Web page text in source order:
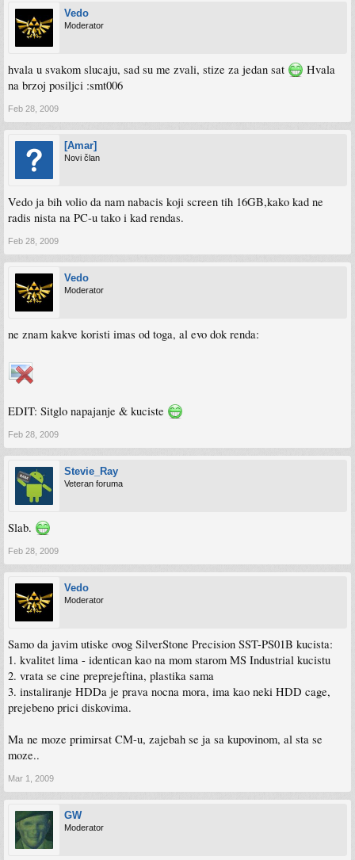
Vedo
Moderator
hvala u svakom slucaju, sad su me zvali, stize za jedan sat
Hvala
na brzoj posiljci :smt006
Feb 28, 2009
[Amar]
Novi član
Vedo ja bih volio da nam nabacis koji screen tih 16GB,kako kad ne
radis nista na PC-u tako i kad rendas.
Feb 28, 2009
Vedo
Moderator
ne znam kakve koristi imas od toga, al evo dok renda:
EDIT: Sitglo napajanje & kuciste
Feb 28, 2009
Stevie_Ray
Veteran foruma
Slab.
Feb 28, 2009
Vedo
Moderator
Samo da javim utiske ovog SilverStone Precision SST-PS01B kucista:
1. kvalitet lima - identican kao na mom starom MS Industrial kucistu
2. vrata se cine preprejeftina, plastika sama
3. instaliranje HDDa je prava nocna mora, ima kao neki HDD cage,
prejebeno prici diskovima.
Ma ne moze primirsat CM-u, zajebah se ja sa kupovinom, al sta se
moze..
Mar 1, 2009
GW
Moderator